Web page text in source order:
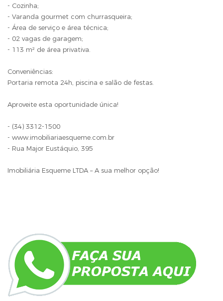
- Cozinha;
- Varanda gourmet com churrasqueira;
- Área de serviço e área técnica;
- 02 vagas de garagem;
- 113 m² de área privativa.
Conveniências:
Portaria remota 24h, piscina e salão de festas.
Aproveite esta oportunidade única!
- (34) 3312-1500
- www.imobiliariaesqueme.com.br
- Rua Major Eustáquio, 395
Imobiliária Esqueme LTDA – A sua melhor opção!